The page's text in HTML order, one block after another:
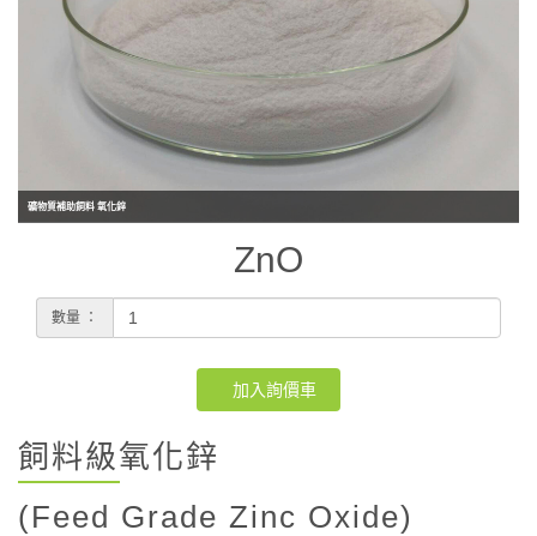
礦物質補助飼料 氧化鋅
ZnO
數量 ：
加入詢價車
飼料級氧化鋅
(Feed Grade Zinc Oxide)